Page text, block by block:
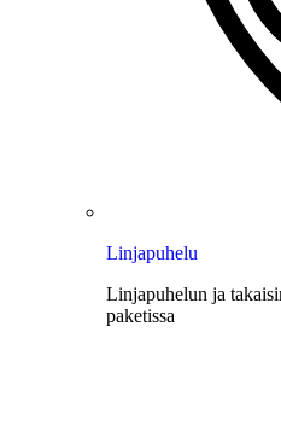
Linjapuhelu
Linjapuhelun ja
paketissa